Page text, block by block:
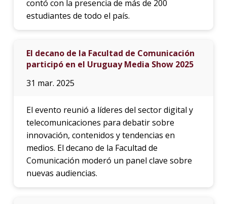
contó con la presencia de más de 200
estudiantes de todo el país.
El decano de la Facultad de Comunicación
participó en el Uruguay Media Show 2025
31 mar. 2025
El evento reunió a líderes del sector digital y
telecomunicaciones para debatir sobre
innovación, contenidos y tendencias en
medios. El decano de la Facultad de
Comunicación moderó un panel clave sobre
nuevas audiencias.